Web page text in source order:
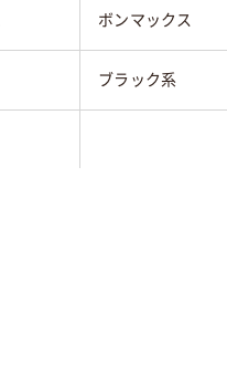
ボンマックス
ブラック系